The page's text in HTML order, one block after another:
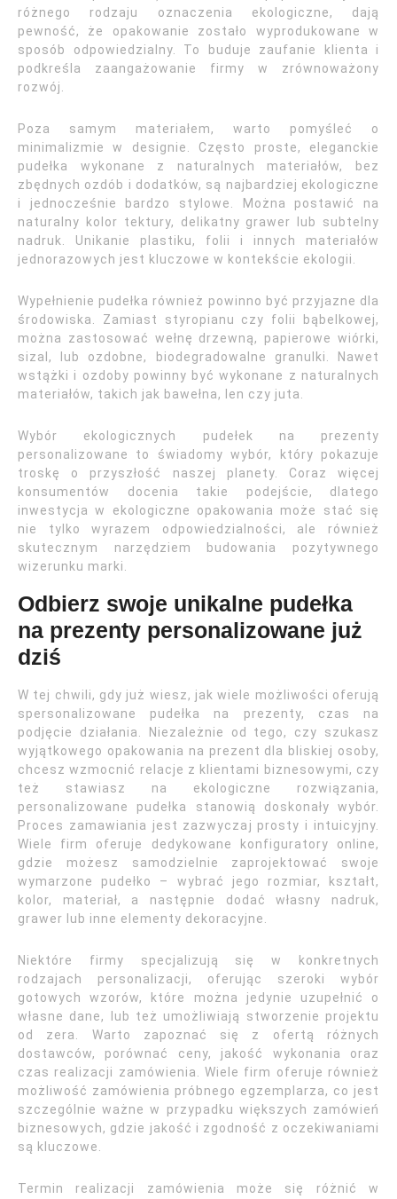
różnego rodzaju oznaczenia ekologiczne, dają
pewność, że opakowanie zostało wyprodukowane w
sposób odpowiedzialny. To buduje zaufanie klienta i
podkreśla zaangażowanie firmy w zrównoważony
rozwój.
Poza samym materiałem, warto pomyśleć o
minimalizmie w designie. Często proste, eleganckie
pudełka wykonane z naturalnych materiałów, bez
zbędnych ozdób i dodatków, są najbardziej ekologiczne
i jednocześnie bardzo stylowe. Można postawić na
naturalny kolor tektury, delikatny grawer lub subtelny
nadruk. Unikanie plastiku, folii i innych materiałów
jednorazowych jest kluczowe w kontekście ekologii.
Wypełnienie pudełka również powinno być przyjazne dla
środowiska. Zamiast styropianu czy folii bąbelkowej,
można zastosować wełnę drzewną, papierowe wiórki,
sizal, lub ozdobne, biodegradowalne granulki. Nawet
wstążki i ozdoby powinny być wykonane z naturalnych
materiałów, takich jak bawełna, len czy juta.
Wybór ekologicznych pudełek na prezenty
personalizowane to świadomy wybór, który pokazuje
troskę o przyszłość naszej planety. Coraz więcej
konsumentów docenia takie podejście, dlatego
inwestycja w ekologiczne opakowania może stać się
nie tylko wyrazem odpowiedzialności, ale również
skutecznym narzędziem budowania pozytywnego
wizerunku marki.
Odbierz swoje unikalne pudełka
na prezenty personalizowane już
dziś
W tej chwili, gdy już wiesz, jak wiele możliwości oferują
spersonalizowane pudełka na prezenty, czas na
podjęcie działania. Niezależnie od tego, czy szukasz
wyjątkowego opakowania na prezent dla bliskiej osoby,
chcesz wzmocnić relacje z klientami biznesowymi, czy
też stawiasz na ekologiczne rozwiązania,
personalizowane pudełka stanowią doskonały wybór.
Proces zamawiania jest zazwyczaj prosty i intuicyjny.
Wiele firm oferuje dedykowane konfiguratory online,
gdzie możesz samodzielnie zaprojektować swoje
wymarzone pudełko – wybrać jego rozmiar, kształt,
kolor, materiał, a następnie dodać własny nadruk,
grawer lub inne elementy dekoracyjne.
Niektóre firmy specjalizują się w konkretnych
rodzajach personalizacji, oferując szeroki wybór
gotowych wzorów, które można jedynie uzupełnić o
własne dane, lub też umożliwiają stworzenie projektu
od zera. Warto zapoznać się z ofertą różnych
dostawców, porównać ceny, jakość wykonania oraz
czas realizacji zamówienia. Wiele firm oferuje również
możliwość zamówienia próbnego egzemplarza, co jest
szczególnie ważne w przypadku większych zamówień
biznesowych, gdzie jakość i zgodność z oczekiwaniami
są kluczowe.
Termin realizacji zamówienia może się różnić w